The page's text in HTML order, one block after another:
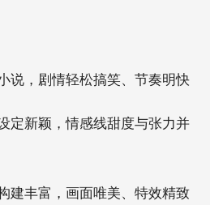
说，剧情轻松搞笑、节奏明快
定新颖，情感线甜度与张力并
建丰富，画面唯美、特效精致